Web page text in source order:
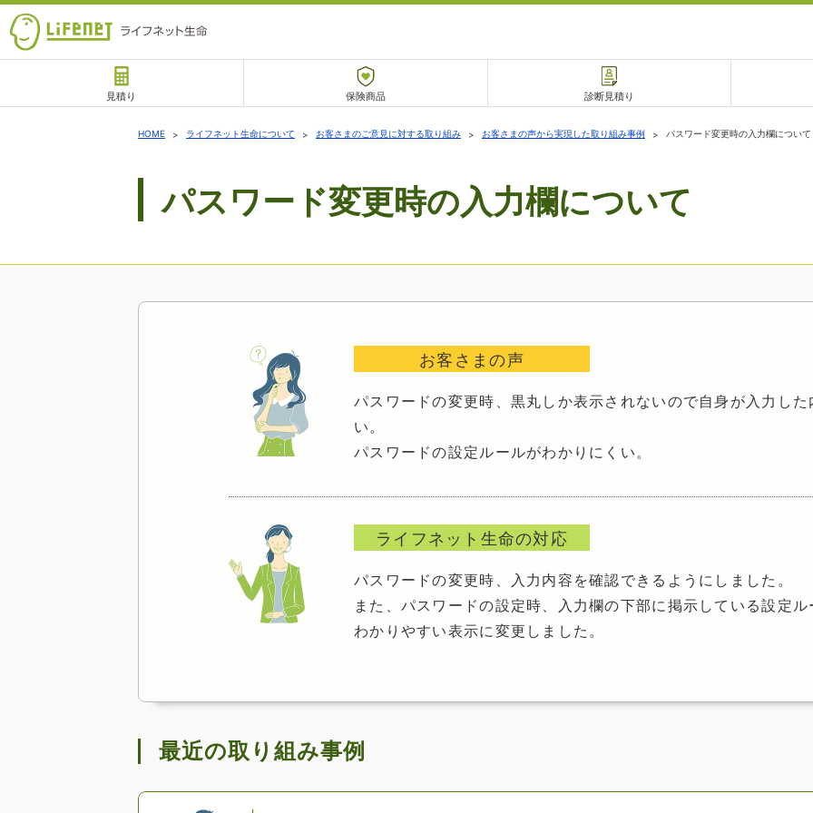
見積り 保険商品 診断見積り
チャットサポート
HOME ライフネット生命について お客さまのご意見に対する取り組み お客さまの声から実現した取り組み事例 パスワード変更時の入力欄について
パスワード変更時の入力欄について
お客さまの声
パスワードの変更時、黒丸しか表示されないので自身が入力し
い。
パスワードの設定ルールがわかりにくい。
ライフネット生命の対応
パスワードの変更時、入力内容を確認できるようにしました。
また、パスワードの設定時、入力欄の下部に掲示している設定ル
わかりやすい表示に変更しました。
最近の取り組み事例